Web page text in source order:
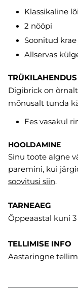
Klassikaline
2 nööpi
Soonitud
Allservas
TRÜKILAHENDUS
Digibrick on
mõnusalt tunda
Ees vasakul
HOOLDAMINE
Sinu toote algne
paremini, kui
soovitusi siin.
TARNEAEG
Õppeaastal kuni
TELLIMISE INFO
Aastaringne